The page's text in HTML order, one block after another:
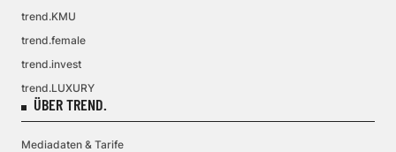
trend.KMU
trend.female
trend.invest
trend.LUXURY
ÜBER TREND.
Mediadaten & Tarife